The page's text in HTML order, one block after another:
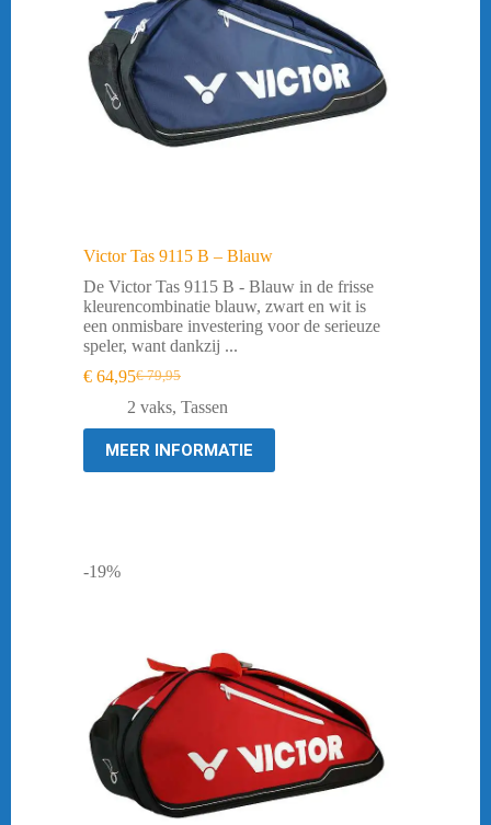
Victor Tas 9115 B – Blauw
De Victor Tas 9115 B - Blauw in de frisse
kleurencombinatie blauw, zwart en wit is
een onmisbare investering voor de serieuze
speler, want dankzij ...
€79,95
Oorspronkelijke
prijs
€ 79,95.
€ 64,95Huidige
prijs
€ 64,95.
2 vaks, Tassen
MEER INFORMATIE
-19%